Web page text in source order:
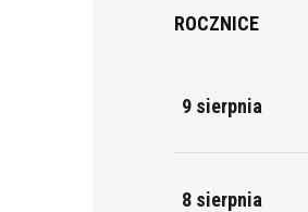
ROCZNICE
9 sierpnia
8 sierpnia